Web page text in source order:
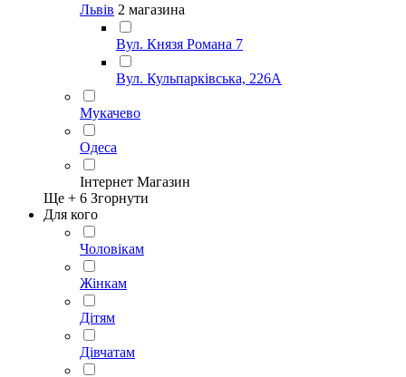
Львів 2 магазина
Вул. Князя Романа 7
Вул. Кульпарківська, 226А
Мукачево
Одеса
Інтернет Магазин
Ще + 6 Згорнути
Для кого
Чоловікам
Жінкам
Дітям
Дівчатам